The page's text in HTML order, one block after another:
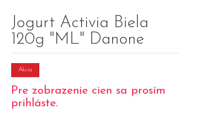
Jogurt Activia Biela
120g "ML" Danone
Akcia
Pre zobrazenie cien sa prosím
prihláste.